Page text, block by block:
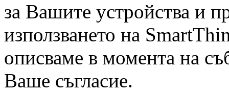
за Вашите устройства и
използването на
описваме в момента на
Ваше съгласие.